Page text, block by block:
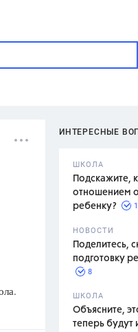
ИНТЕРЕСНЫЕ
ШКОЛА
Подскажите,
отношением
ребенку?
НОВОСТИ
Поделитесь,
подготовку
8
ШКОЛА
Объясните,
теперь будут